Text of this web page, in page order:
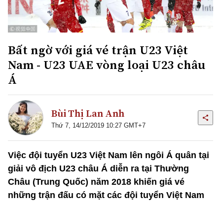
Bất ngờ với giá vé trận U23 Việt
Nam - U23 UAE vòng loại U23 châu
Á
Bùi Thị Lan Anh
Thứ 7, 14/12/2019 10:27 GMT+7
Việc đội tuyển U23 Việt Nam lên ngôi Á quân tại
giải vô địch U23 châu Á diễn ra tại Thường
Châu (Trung Quốc) năm 2018 khiến giá vé
những trận đấu có mặt các đội tuyển Việt Nam